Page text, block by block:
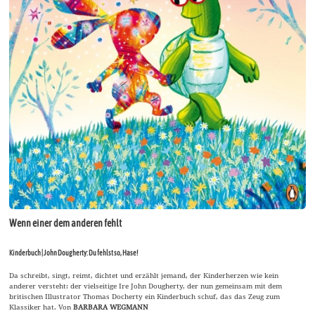
Wenn einer dem anderen fehlt
Kinderbuch | John Dougherty: Du fehlst so, Hase!
Da schreibt, singt, reimt, dichtet und erzählt jemand, der Kinderherzen wie kein
anderer versteht: der vielseitige Ire John Dougherty, der nun gemeinsam mit dem
britischen Illustrator Thomas Docherty ein Kinderbuch schuf, das das Zeug zum
Klassiker hat. VonBARBARA WEGMANN